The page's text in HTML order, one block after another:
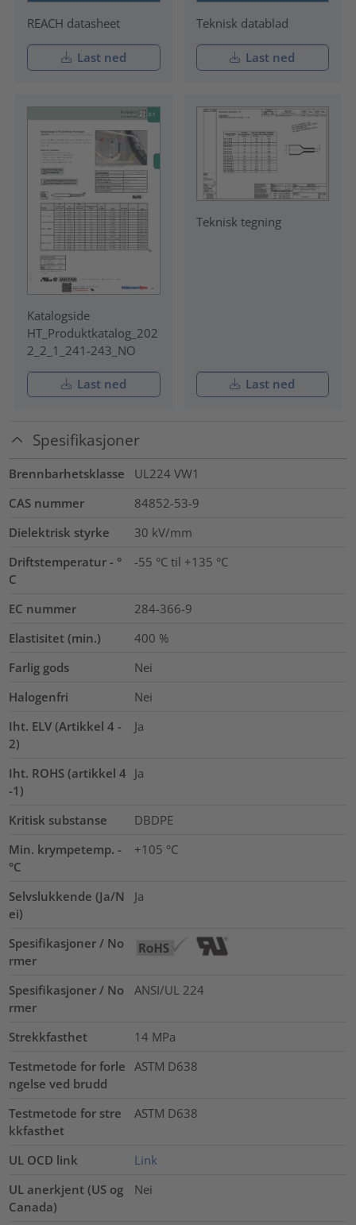
REACH datasheet
Last ned
Teknisk datablad
Last ned
Katalogside
HT_Produktkatalog_202
2_2_1_241-243_NO
Last ned
Teknisk tegning
Last ned
Spesifikasjoner
Brennbarhetsklasse
UL224 VW1
CAS nummer
84852-53-9
Dielektrisk styrke
30 kV/mm
Driftstemperatur - °
C
-55 °C til +135 °C
EC nummer
284-366-9
Elastisitet (min.)
400 %
Farlig gods
Nei
Halogenfri
Nei
Iht. ELV (Artikkel 4 -
2)
Ja
Iht. ROHS (artikkel 4
-1)
Ja
Kritisk substanse
DBDPE
Min. krympetemp. -
°C
+105 °C
Selvslukkende (Ja/N
ei)
Ja
Spesifikasjoner / No
rmer
Spesifikasjoner / No
rmer
ANSI/UL 224
Strekkfasthet 14 MPa
Testmetode for forle
ngelse ved brudd
ASTM D638
Testmetode for stre
kkfasthet
ASTM D638
UL OCD link
Link
UL anerkjent (US og
Canada)
Nei